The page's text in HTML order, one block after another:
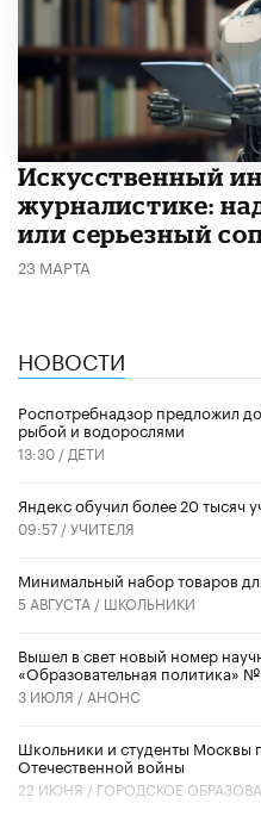
Искусственный
журналистике:
или серьезный
23 МАРТА
НОВОСТИ
Роспотребнадзор предложил
рыбой и водорослями
13:30 / ДЕТИ
​Яндекс обучил более 20 тысяч
09:57 /УЧИТЕЛЯ
Минимальный набор товаров
5 АВГУСТА / ШКОЛЬНИКИ
Вышел в свет новый номер
«Образовательная политика»
3 ИЮЛЯ / АНОНС
Школьники и студенты Москвы
Отечественной войны
22 ИЮНЯ / ГОРОДСКОЕ